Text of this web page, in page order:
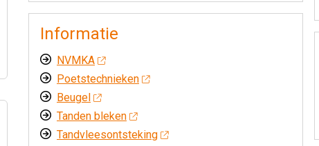
Informatie
NVMKA
Poetstechnieken
Beugel
Tanden bleken
Tandvleesontsteking